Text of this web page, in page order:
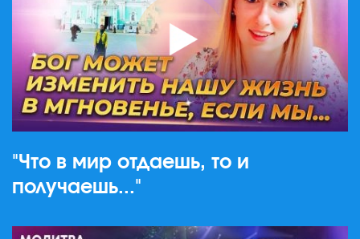
"Что в мир отдаешь, то и
получаешь..."